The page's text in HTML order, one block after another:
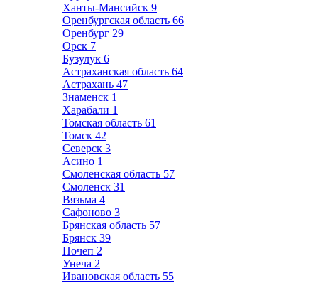
Ханты-Мансийск 9
Оренбургская область 66
Оренбург 29
Орск 7
Бузулук 6
Астраханская область 64
Астрахань 47
Знаменск 1
Харабали 1
Томская область 61
Томск 42
Северск 3
Асино 1
Смоленская область 57
Смоленск 31
Вязьма 4
Сафоново 3
Брянская область 57
Брянск 39
Почеп 2
Унеча 2
Ивановская область 55